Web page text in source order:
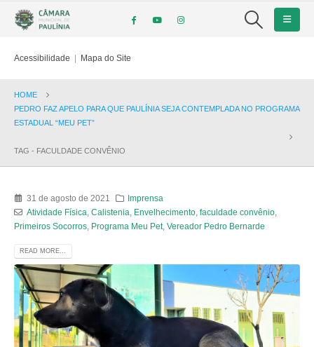
Acessibilidade | Mapa do Site
HOME
PEDRO FAZ APELO PARA QUE PAULÍNIA SEJA CONTEMPLADA NO PROGRAMA
ESTADUAL “MEU PET”
TAG - FACULDADE CONVÊNIO
31 de agosto de 2021
Imprensa
Atividade Física Calistenia Envelhecimento, faculdade convênio,
Primeiros Socorros Programa Meu Pet, Vereador Pedro Bernarde
READ MORE...